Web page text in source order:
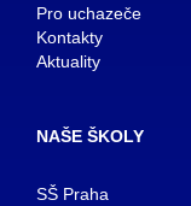
Pro uchazeče
Kontakty
Aktuality
NAŠE ŠKOLY
SŠ Praha